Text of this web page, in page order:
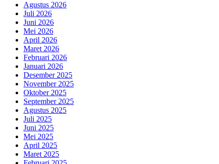
Agustus 2026
Juli 2026
Juni 2026
Mei 2026
April 2026
Maret 2026
Februari 2026
Januari 2026
Desember 2025
November 2025
Oktober 2025
September 2025
Agustus 2025
Juli 2025
Juni 2025
Mei 2025
April 2025
Maret 2025